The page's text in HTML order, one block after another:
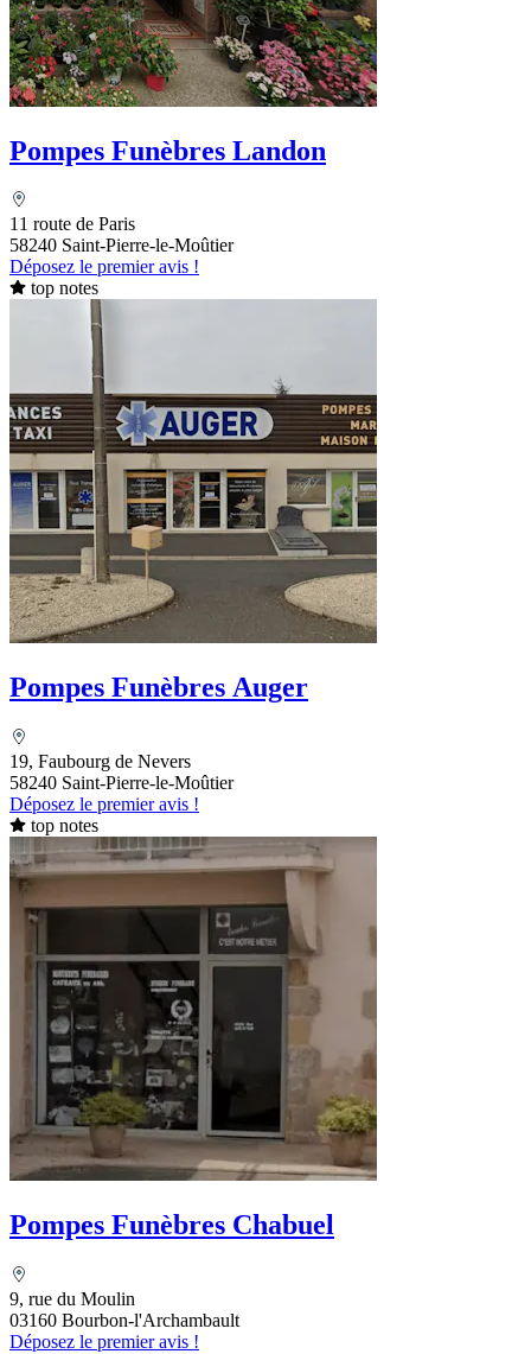
Pompes Funèbres Landon
11 route de Paris
58240 Saint-Pierre-le-Moûtier
Déposez le premier avis !
top notes
Pompes Funèbres Auger
19, Faubourg de Nevers
58240 Saint-Pierre-le-Moûtier
Déposez le premier avis !
top notes
Pompes Funèbres Chabuel
9, rue du Moulin
03160 Bourbon-l'Archambault
Déposez le premier avis !